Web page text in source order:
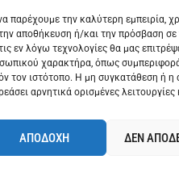
να παρέχουμε την καλύτερη εμπειρία,
αποθήκευση ή/και την πρόσβαση
εν λόγω τεχνολογίες θα μας
χαρακτήρα, όπως
τον ιστότοπο. Η μη συγκατάθεση ή η
αρνητικά ορισμένες λειτουργίες
ΑΠΟΔΟΧΗ ΔΕΝ
ΕΠΙΣΗΣ